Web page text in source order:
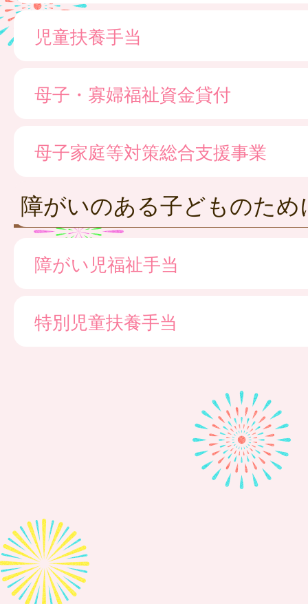
児童扶養手当
母子・寡婦福祉資金貸付
母子家庭等対策総合支援事業
障がいのある子どものため
障がい児福祉手当
特別児童扶養手当